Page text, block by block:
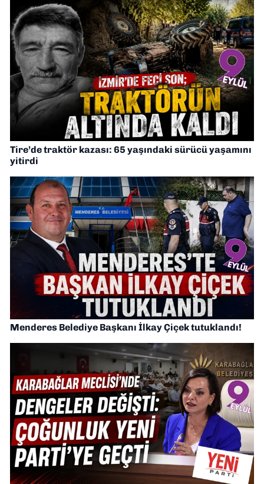
Tire’de traktör kazası: 65 yaşındaki sürücü yaşamını
yitirdi
Menderes Belediye Başkanı İlkay Çiçek tutuklandı!